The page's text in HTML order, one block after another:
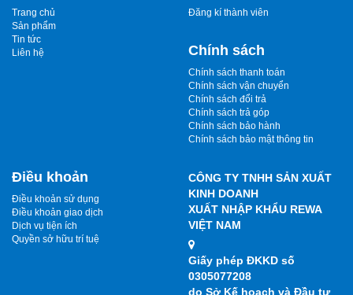
Trang chủ
Sản phẩm
Tin tức
Liên hệ
Đăng kí thành viên
Chính sách
Chính sách thanh toán
Chính sách vận chuyển
Chính sách đổi trả
Chính sách trả góp
Chính sách bảo hành
Chính sách bảo mật thông tin
Điều khoản
Điều khoản sử dụng
Điều khoản giao dịch
Dịch vụ tiện ích
Quyền sở hữu trí tuệ
CÔNG TY TNHH SẢN XUẤT
KINH DOANH
XUẤT NHẬP KHẨU REWA
VIỆT NAM
Giấy phép ĐKKD số
0305077208
do Sở Kế hoạch và Đầu tư